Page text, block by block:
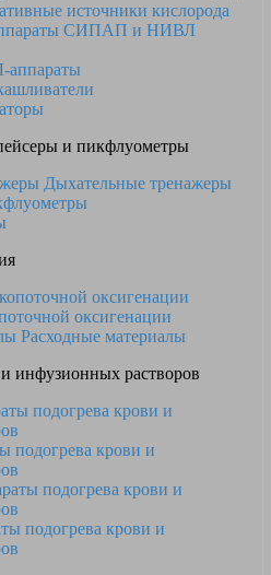
источники кислорода
СИПАП и НИВЛ
и пикфлуометры
Дыхательные тренажеры
оксигенации
Расходные материалы
инфузионных растворов
подогрева крови и
подогрева крови и